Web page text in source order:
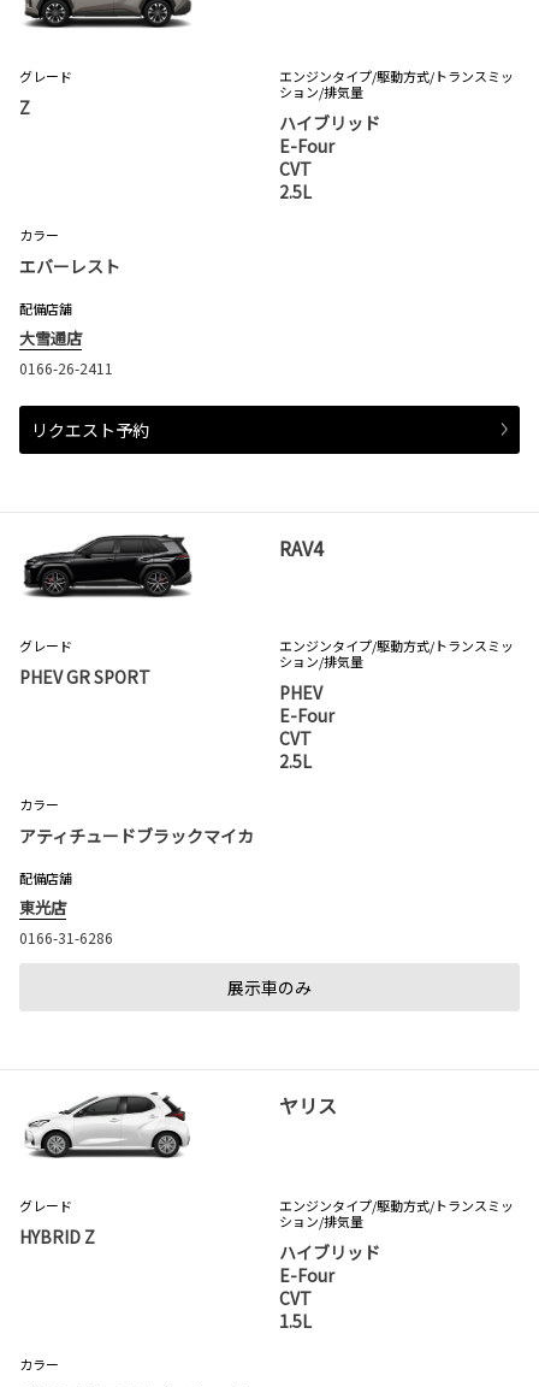
グレード
Z
エンジンタイプ/駆動方式/トランスミッ
ション/排気量
ハイブリッド
E-Four
CVT
2.5L
カラー
エバーレスト
配備店舗
大雪通店
0166-26-2411
リクエスト予約
RAV4
グレード
PHEV GR SPORT
エンジンタイプ/駆動方式/トランスミッ
ション/排気量
PHEV
E-Four
CVT
2.5L
カラー
アティチュードブラックマイカ
配備店舗
東光店
0166-31-6286
展示車のみ
ヤリス
グレード
HYBRID Z
エンジンタイプ/駆動方式/トランスミッ
ション/排気量
ハイブリッド
E-Four
CVT
1.5L
カラー